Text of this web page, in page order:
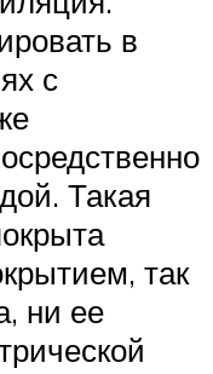
в
с
Такая
так
ни ее